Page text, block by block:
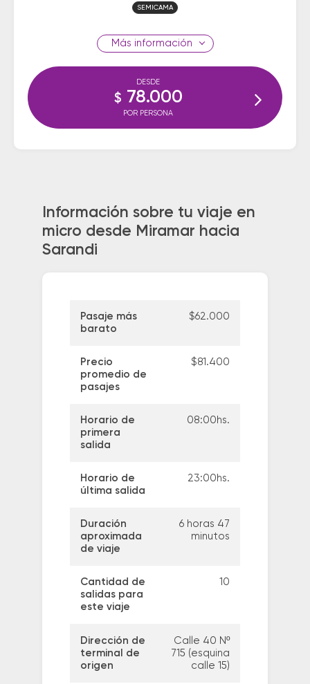
SEMICAMA
información
DESDE
$ 78.000
POR PERSONA
Información sobre tu viaje en
micro desde Miramar hacia
Sarandi
Pasaje más
barato
$62.000
Precio
promedio de
pasajes
$81.400
Horario de
primera
salida
08:00hs.
Horario de
última salida
23:00hs.
Duración
aproximada
de viaje
6 horas 47
minutos
Cantidad de
salidas para
este viaje
10
Dirección de
terminal de
origen
Calle 40 Nº
715 (esquina
calle 15)